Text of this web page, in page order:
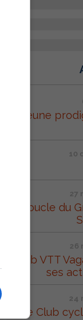
Le jeune
10
27
La Boucle du
26
Le Club VTT
ses
24
Le Club